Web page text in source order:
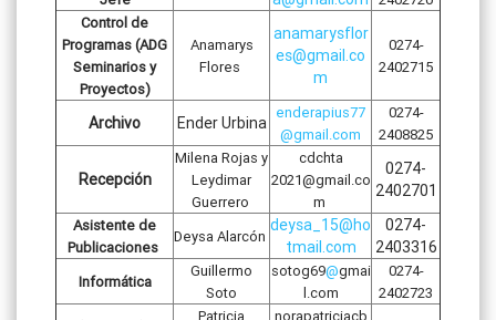
Control de
Programas (ADG
Seminarios y
Proyectos)
Anamarys
Flores
anamarysflor
es@gmail.co
m
0274-
2402715
Archivo Ender Urbina
enderapius77
@gmail.com
0274-
2408825
Recepción
Milena Rojas y
Leydimar
Guerrero
cdchta
2021@gmail.co
m
0274-
2402701
Asistente de
Publicaciones
Deysa Alarcón
deysa_15@ho
tmail.com
0274-
2403316
Informática
Guillermo
Soto
sotog69@gmai
l.com
0274-
2402723
Patricia
norapatriciacb